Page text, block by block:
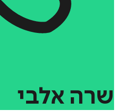
שרה אלבי